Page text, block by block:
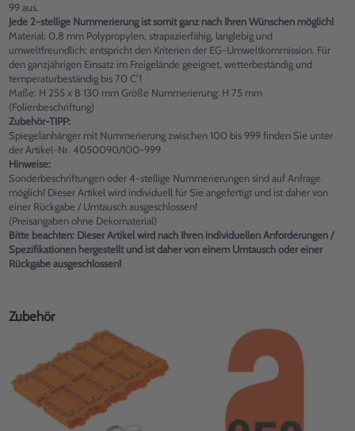
99 aus.
Jede 2-stellige Nummerierung ist somit ganz nach Ihren Wünschen möglich!
Material: 0,8 mm Polypropylen, strapazierfähig, langlebig und
umweltfreundlich: entspricht den Kriterien der EG-Umweltkommission. Für
den ganzjährigen Einsatz im Freigelände geeignet, wetterbeständig und
temperaturbeständig bis 70 C°!
Maße: H 255 x B 130 mm Größe Nummerierung: H 75 mm
(Folienbeschriftung)
Zubehör-TIPP:
Spiegelanhänger mit Nummerierung zwischen 100 bis 999 finden Sie unter
der Artikel-Nr. 4050090/100-999
Hinweise:
Sonderbeschriftungen oder 4-stellige Nummerierungen sind auf Anfrage
möglich! Dieser Artikel wird individuell für Sie angefertigt und ist daher von
einer Rückgabe / Umtausch ausgeschlossen!
(Preisangaben ohne Dekomaterial)
Bitte beachten: Dieser Artikel wird nach Ihren individuellen Anforderungen /
Spezifikationen hergestellt und ist daher von einem Umtausch oder einer
Rückgabe ausgeschlossen!
Zubehör